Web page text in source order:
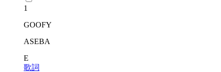
1
GOOFY
ASEBA
E
歌詞